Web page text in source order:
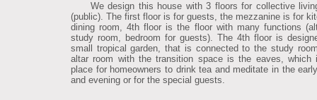
We design this house with 3 floors for collective
(public). The first floor is for guests, the mezzanine is for
dining room, 4th floor is the floor with many functions
study room, bedroom for guests). The 4th floor is
small tropical garden, that is connected to the study
altar room with the transition space is the eaves, which
place for homeowners to drink tea and meditate in the
and evening or for the special guests.